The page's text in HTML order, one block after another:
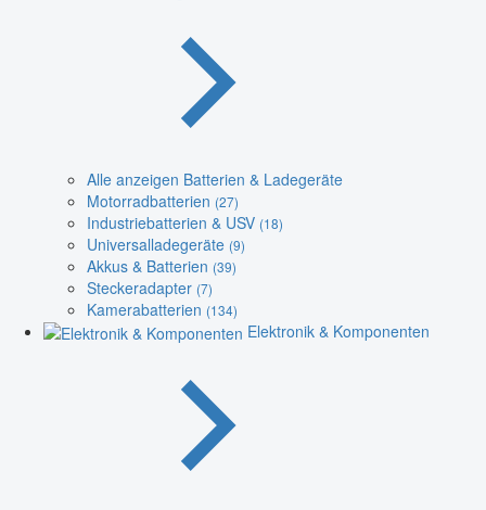
Alle anzeigen Batterien & Ladegeräte
Motorradbatterien (27)
Industriebatterien & USV (18)
Universalladegeräte (9)
Akkus & Batterien (39)
Steckeradapter (7)
Kamerabatterien (134)
Elektronik & Komponenten